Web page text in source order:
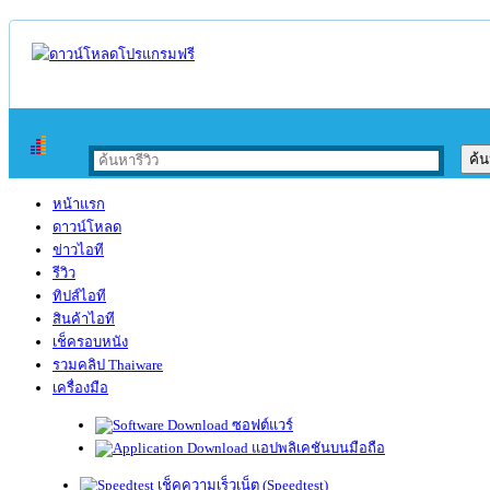
หน้าแรก
ดาวน์โหลด
ข่าวไอที
รีวิว
ทิปส์ไอที
สินค้าไอที
เช็ครอบหนัง
รวมคลิป Thaiware
เครื่องมือ
ซอฟต์แวร์
แอปพลิเคชันบนมือถือ
เช็คความเร็วเน็ต (Speedtest)